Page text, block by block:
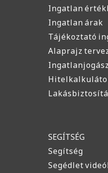
Ingatlan
Ingatlan árak
Tájékoztató
Alaprajz
SEGÍTSÉG
Segítség
Segédlet